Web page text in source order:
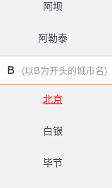
阿坝
阿勒泰
B (以B为开头的城市名)
北京
白银
毕节